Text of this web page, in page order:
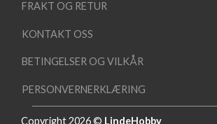
FRAKT OG RETUR
KONTAKT OSS
BETINGELSER OG VILKÅR
PERSONVERNERKLÆRING
Copyright 2026 © LindeHobby